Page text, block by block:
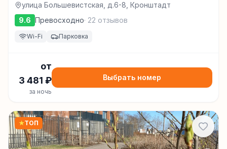
улица Большевистская, д.6-8, Кронштадт
9.6 Превосходно· 22 отзывов
Wi-Fi Парковка
от
3 481 ₽
за ночь
Выбрать номер
★ТОП